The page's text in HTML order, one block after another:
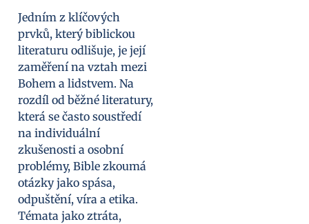
Jedním z klíčových
prvků, který biblickou
literaturu odlišuje, je její
zaměření na vztah mezi
Bohem a lidstvem. Na
rozdíl od běžné literatury,
která se často soustředí
na individuální
zkušenosti a osobní
problémy, Bible zkoumá
otázky jako spása,
odpuštění, víra a etika.
Témata jako ztráta,